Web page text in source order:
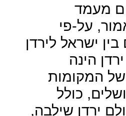
מעמד
על-פי
ישראל לירדן
1994, ירדן הינה
המקומות
כולל
ירדן שילבה,